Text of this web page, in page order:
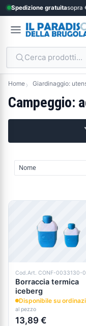
Spedizione gratuitasopra
Cerca prodotti...
Home Giardinaggio:
Campeggio:
Prodotti
Cod.Art. CONF-0033130-0
Borraccia termica
iceberg
Disponibile su
al pezzo
13,89 €